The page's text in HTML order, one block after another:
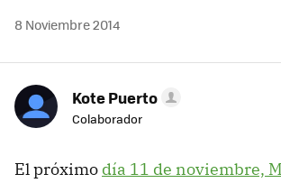
8 Noviembre 2014
Kote Puerto
Colaborador
El próximo día 11 de noviembre,